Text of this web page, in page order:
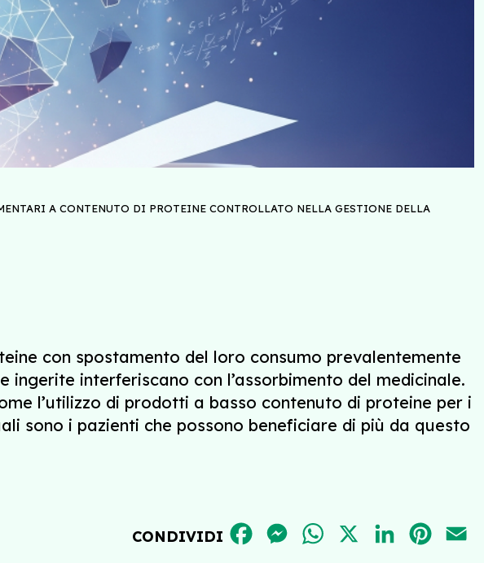
A CONTENUTO DI PROTEINE CONTROLLATO NELLA GESTIONE DELLA
con spostamento del loro consumo prevalentemente
interferiscano con l’assorbimento del medicinale.
l’utilizzo di prodotti a basso contenuto di proteine per i
sono i pazienti che possono beneficiare di più da questo
CONDIVIDI FACEBOOKMESSENGER
WHATSAPPLINKEDIN